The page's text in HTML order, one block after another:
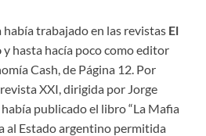
trabajado en las revistas El
y hasta hacía poco como editor
Cash, de Página 12. Por
XXI, dirigida por Jorge
publicado el libro “La Mafia
al Estado argentino permitida